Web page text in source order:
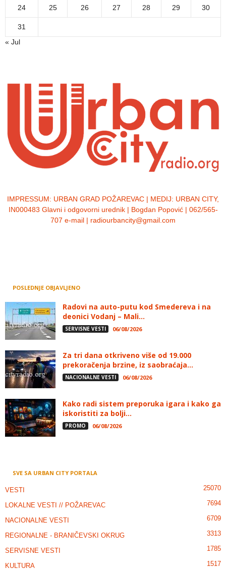
24 25 26 27 28 29 30
31
« Jul
IMPRESSUM: URBAN GRAD POŽAREVAC | MEDIJ: URBAN CITY,
IN000483 Glavni i odgovorni urednik | Bogdan Popović | 062/565-
707 e-mail | radiourbancity@gmail.com
POSLEDNJE OBJAVLJENO
Radovi na auto-putu kod Smedereva i na
deonici Vodanj – Mali...
SERVISNE VESTI 06/08/2026
Za tri dana otkriveno više od 19.000
prekoračenja brzine, iz saobraćaja...
NACIONALNE VESTI 06/08/2026
Kako radi sistem preporuka igara i kako ga
iskoristiti za bolji...
PROMO 06/08/2026
SVE SA URBAN CITY PORTALA
VESTI 25070
LOKALNE VESTI // POŽAREVAC 7694
NACIONALNE VESTI 6709
REGIONALNE - BRANIČEVSKI OKRUG 3313
SERVISNE VESTI 1785
KULTURA 1517